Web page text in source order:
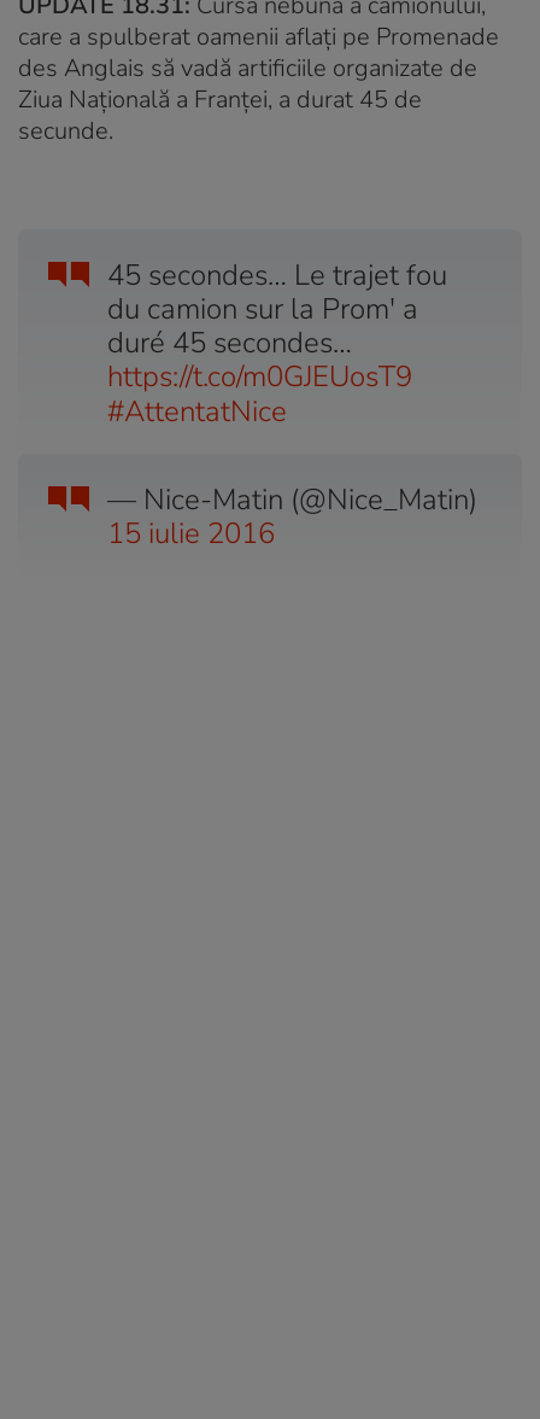
care a spulberat oamenii aflați pe Promenade
des Anglais să vadă artificiile organizate de
Ziua Națională a Franței, a durat 45 de
secunde.
45 secondes… Le trajet fou
du camion sur la Prom' a
duré 45 secondes…
https://t.co/m0GJEUosT9
#AttentatNice
— Nice-Matin (@Nice_Matin)
15 iulie 2016